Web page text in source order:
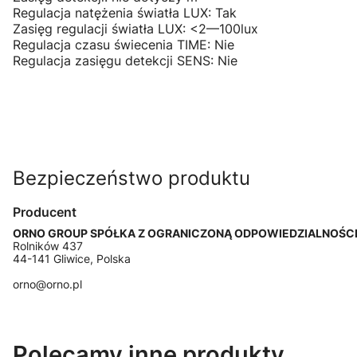
Regulacja natężenia światła LUX: Tak
Zasięg regulacji światła LUX: <2—100lux
Regulacja czasu świecenia TIME: Nie
Regulacja zasięgu detekcji SENS: Nie
Bezpieczeństwo produktu
Producent
ORNO GROUP SPÓŁKA Z OGRANICZONĄ
Rolników 437
44-141 Gliwice, Polska
orno@orno.pl